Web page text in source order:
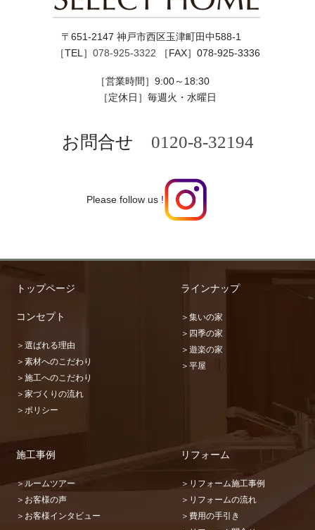
〒651-2147 神戸市西区玉津町田中588-1
［TEL］ 078-925-3322 ［FAX］078-925-3336
［営業時間］9:00～18:30
［定休日］毎週火・水曜日
お問合せ 0120-8-32194
Please follow us !
トップページ
コンセプト
＞選ばれる理由
＞素材へのこだわり
＞施工へのこだわり
＞家づくりの流れ
＞ポリシー
ラインナップ
＞集いの家
＞四季の家
＞遊楽の家
＞平屋
施工事例
＞ルームツアー
＞お客様の声
＞お客様インタビュー
リフォーム
＞リフォーム施工事例
＞リフォームの流れ
＞費用の手引き